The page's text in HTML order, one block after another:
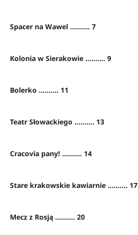
Spacer na Wawel .......... 7
Kolonia w Sierakowie .......... 9
Bolerko .......... 11
Teatr Słowackiego .......... 13
Cracovia pany! .......... 14
Stare krakowskie kawiarnie .......... 17
Mecz z Rosją .......... 20